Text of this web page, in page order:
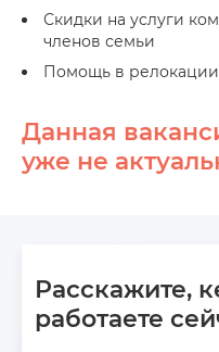
Скидки на услуги
членов семьи
Помощь в релокации
Данная
уже не
Расскажите,
работаете